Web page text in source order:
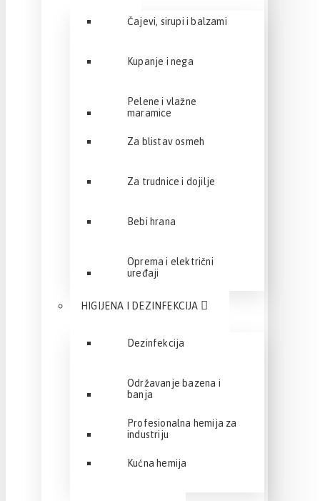
Čajevi, sirupi i balzami
Kupanje i nega
Pelene i vlažne
maramice
Za blistav osmeh
Za trudnice i dojilje
Bebi hrana
Oprema i električni
uređaji
HIGIJENA I DEZINFEKCIJA
Dezinfekcija
Održavanje bazena i
banja
Profesionalna hemija za
industriju
Kućna hemija